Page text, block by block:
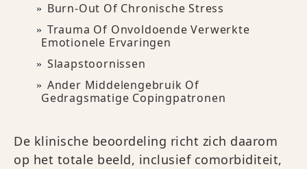
Burn-Out Of Chronische Stress
Trauma Of Onvoldoende Verwerkte
Emotionele Ervaringen
Slaapstoornissen
Ander Middelengebruik Of
Gedragsmatige Copingpatronen
De klinische beoordeling richt zich daarom
op het totale beeld, inclusief comorbiditeit,